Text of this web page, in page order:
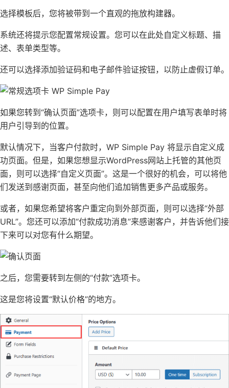
选择模板后，您将被带到一个直观的拖放构建器。
系统还将提示您配置常规设置。您可以在此处自定义标题、描
述、表单类型等。
还可以选择添加验证码和电子邮件验证按钮，以防止虚假订单。
如果您转到“确认页面”选项卡，则可以配置在用户填写表单时将
用户引导到的位置。
默认情况下，当客户付款时，WP Simple Pay 将显示自定义成
功页面。但是，如果您想显示WordPress网站上托管的其他页
面，则可以选择“自定义页面”。这是一个很好的机会，可以将他
们发送到 感谢页面，甚至向他们追加销售更多产品或服务。
或者，如果您希望将客户重定向到外部页面，则可以选择“外部
URL”。您还可以添加“付款成功消息”来感谢客户，并告诉他们接
下来可以对您有什么期望。
之后，您需要转到左侧的“付款”选项卡。
这是您将设置“默认价格”的地方。